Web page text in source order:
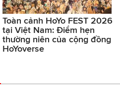
Toàn cảnh HoYo FEST 2026
tại Việt Nam: Điểm hẹn
thường niên của cộng đồng
HoYoverse